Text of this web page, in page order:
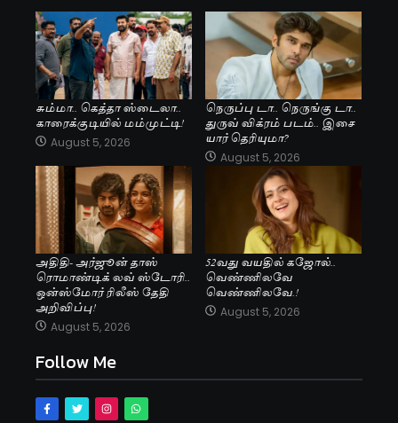
சும்மா.. கெத்தா ஸ்டைலா..
காரைக்குடியில் மம்முட்டி!
August 5, 2026
நெருப்பு டா.. நெருங்கு டா..
துருவ் விக்ரம் படம்.. இசை
யார் தெரியுமா?
August 5, 2026
அதிதி- அர்ஜூன் தாஸ்
ரொமாண்டிக் லவ் ஸ்டோரி..
ஒன்ஸ்மோர் ரிலீஸ் தேதி
அறிவிப்பு!
August 5, 2026
52வது வயதில் கஜோல்..
வெண்ணிலவே
வெண்ணிலவே.!
August 5, 2026
Follow Me